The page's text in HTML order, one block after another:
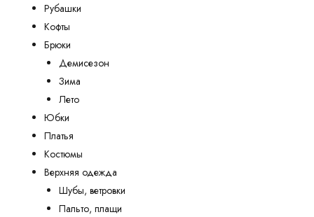
Рубашки
Кофты
Брюки
Демисезон
Зима
Лето
Юбки
Платья
Костюмы
Верхняя одежда
Шубы, ветровки
Пальто, плащи